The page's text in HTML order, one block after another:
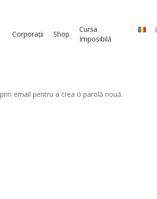
Corporații Shop
Cursa
Imposibilă
email pentru a crea o parolă nouă.